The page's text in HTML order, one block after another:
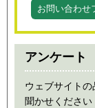
お問い合わせ
アンケート
ウェブサイト
聞かせください